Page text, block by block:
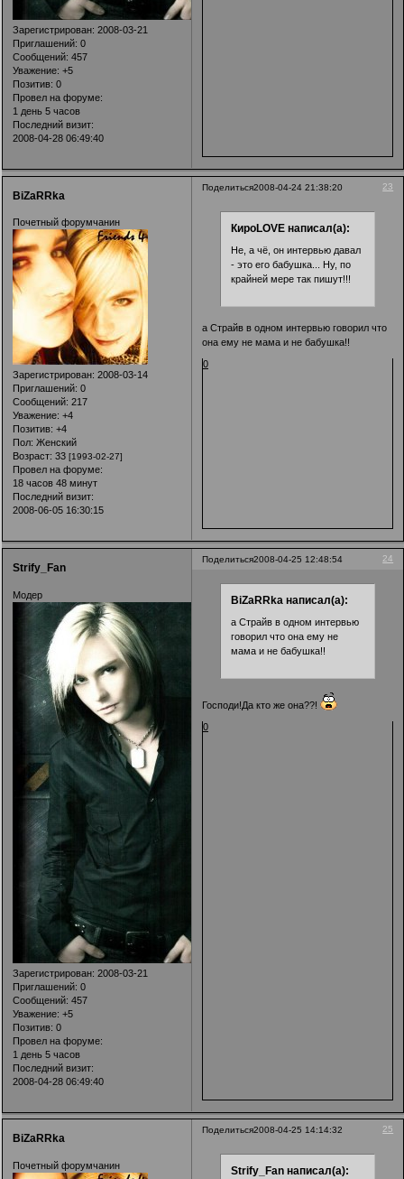
Зарегистрирован: 2008-03-21
Приглашений: 0
Сообщений: 457
Уважение: +5
Позитив: 0
Провел на форуме:
1 день 5 часов
Последний визит:
2008-04-28 06:49:40
Поделиться 23
2008-04-24 21:38:20
BiZaRRka
Почетный форумчанин
Зарегистрирован: 2008-03-14
Приглашений: 0
Сообщений: 217
Уважение: +4
Позитив: +4
Пол: Женский
Возраст: 33 [1993-02-27]
Провел на форуме:
18 часов 48 минут
Последний визит:
2008-06-05 16:30:15
КироLOVE написал(а):
Не, а чё, он интервью давал
- это его бабушка... Ну, по
крайней мере так пишут!!!
а Страйв в одном интервью говорил что
она ему не мама и не бабушка!!
0
Поделиться 24
2008-04-25 12:48:54
Strify_Fan
Модер
Зарегистрирован: 2008-03-21
Приглашений: 0
Сообщений: 457
Уважение: +5
Позитив: 0
Провел на форуме:
1 день 5 часов
Последний визит:
2008-04-28 06:49:40
BiZaRRka написал(а):
а Страйв в одном интервью
говорил что она ему не
мама и не бабушка!!
Господи!Да кто же она??!
0
Поделиться 25
2008-04-25 14:14:32
BiZaRRka
Почетный форумчанин Strify_Fan написал(а):